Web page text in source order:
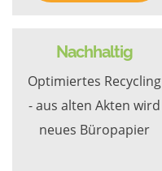
Nachhaltig
Optimiertes Recycling
- aus alten Akten wird
neues Büropapier